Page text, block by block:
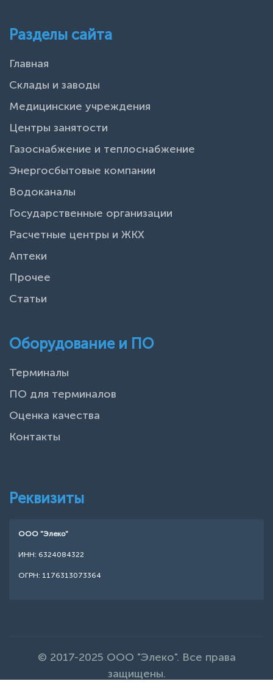
Разделы сайта
Главная
Склады и заводы
Медицинские учреждения
Центры занятости
Газоснабжение и теплоснабжение
Энергосбытовые компании
Водоканалы
Государственные организации
Расчетные центры и ЖКХ
Аптеки
Прочее
Статьи
Оборудование и ПО
Терминалы
ПО для терминалов
Оценка качества
Контакты
Реквизиты
ООО "Элеко"
ИНН: 6324084322
ОГРН: 1176313073364
© 2017-2025 ООО "Элеко". Все права
защищены.